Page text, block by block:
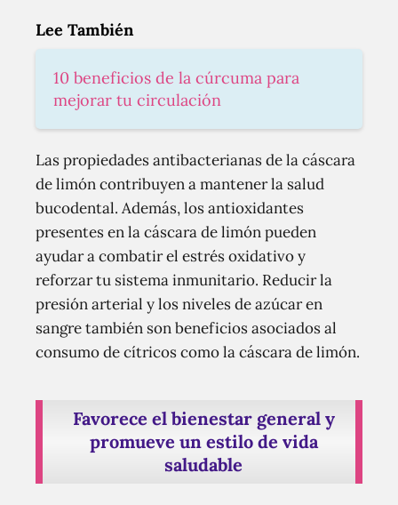
Lee También
10 beneficios de la cúrcuma para
mejorar tu circulación
Las propiedades antibacterianas de la cáscara
de limón contribuyen a mantener la salud
bucodental. Además, los antioxidantes
presentes en la cáscara de limón pueden
ayudar a combatir el estrés oxidativo y
reforzar tu sistema inmunitario. Reducir la
presión arterial y los niveles de azúcar en
sangre también son beneficios asociados al
consumo de cítricos como la cáscara de limón.
Favorece el bienestar general y
promueve un estilo de vida
saludable